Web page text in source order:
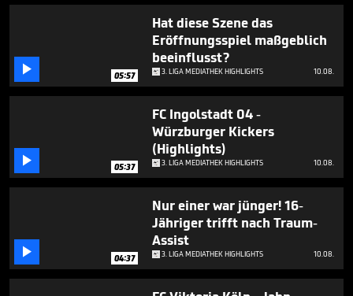
 05:57
Hat diese Szene das
Eröffnungsspiel maßgeblich
beeinflusst?
3. LIGA MEDIATHEK HIGHLIGHTS 10.08.
 05:37
FC Ingolstadt 04 -
Würzburger Kickers
(Highlights)
3. LIGA MEDIATHEK HIGHLIGHTS 10.08.
 04:37
Nur einer war jünger! 16-
Jähriger trifft nach Traum-
Assist
3. LIGA MEDIATHEK HIGHLIGHTS 10.08.